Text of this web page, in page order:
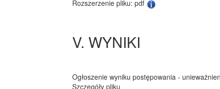
Rozszerzenie pliku: pdf
V. WYNIKI
Ogłoszenie wyniku postępowania -
Szczegóły pliku